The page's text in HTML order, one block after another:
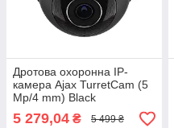
Дротова охоронна IP-
камера Ajax TurretCam (5
Mp/4 mm) Black
(64926.197.BL1)
5 279,04 ₴ 5 499 ₴